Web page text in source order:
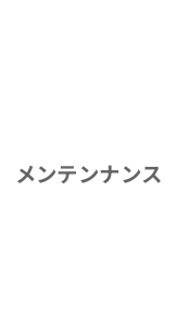
メンテンナンス